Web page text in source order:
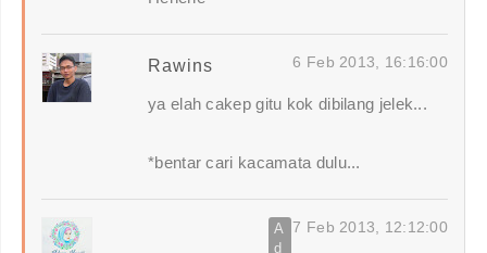
Rawins 6 Feb 2013, 16:16:00
ya elah cakep gitu kok dibilang jelek...
*bentar cari kacamata dulu...
7 Feb 2013, 12:12:00